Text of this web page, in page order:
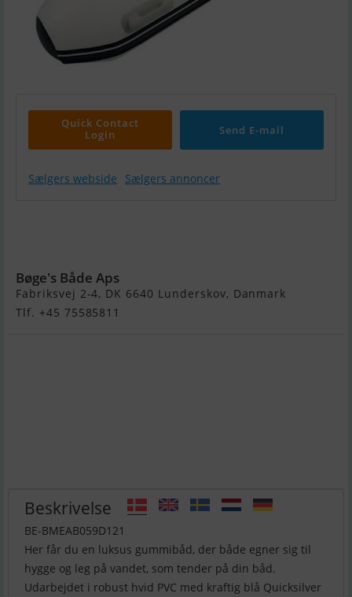
Quick Contact
Login
Send E-mail
Sælgers webside Sælgers annoncer
Bøge's Både Aps
Fabriksvej 2-4, DK 6640 Lunderskov, Danmark
Tlf. +45 75585811
Beskrivelse
BE-BMEAB059D121
Her får du en luksus gummibåd, der både egner sig til
hygge og leg på vandet, som tender på din båd.
Udarbejdet i robust hvid PVC med kraftig blå Quicksilver